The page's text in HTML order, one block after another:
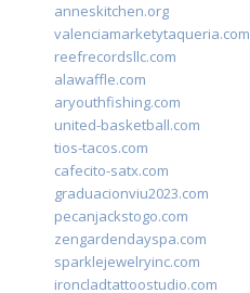
anneskitchen.org
valenciamarketytaqueria.com
reefrecordsllc.com
alawaffle.com
aryouthfishing.com
united-basketball.com
tios-tacos.com
cafecito-satx.com
graduacionviu2023.com
pecanjackstogo.com
zengardendayspa.com
sparklejewelryinc.com
ironcladtattoostudio.com